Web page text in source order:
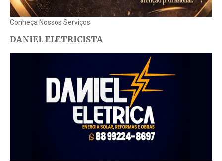
Conheça Nossos Serviços
DANIEL ELETRICISTA